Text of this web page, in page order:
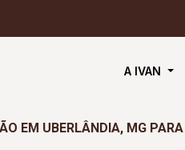
A IVAN
EM UBERLÂNDIA, MG